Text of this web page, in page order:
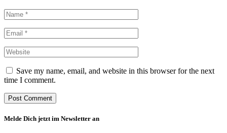
Save my name, email, and website in this browser for the next
time I comment.
Melde Dich jetzt im Newsletter an